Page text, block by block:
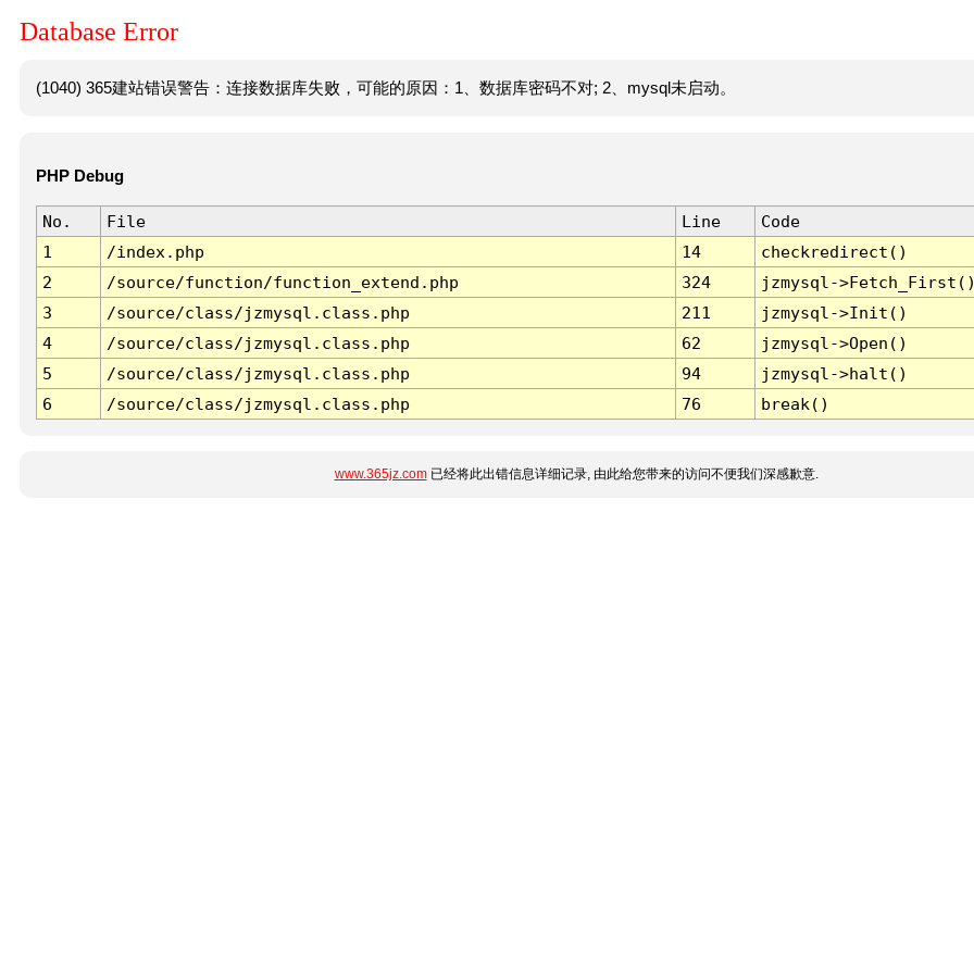
Database Error
(1040) 365建站错误警告：连接数据库失败，可能的原因：1、数据库密码不对; 2、mysql未启动。
PHP Debug
No. File Line
Code
1
/index.php 14
checkredirect()
2
/source/function/function_extend.php 324
jzmysql-
3
/source/class/jzmysql.class.php 211
jzmysql->Init()
4
/source/class/jzmysql.class.php 62
jzmysql->Open()
5
/source/class/jzmysql.class.php 94
jzmysql->halt()
6
/source/class/jzmysql.class.php 76 break()
www.365jz.com已经将此出错信息详细记录, 由此给您带来的访问不便我们深感歉意.